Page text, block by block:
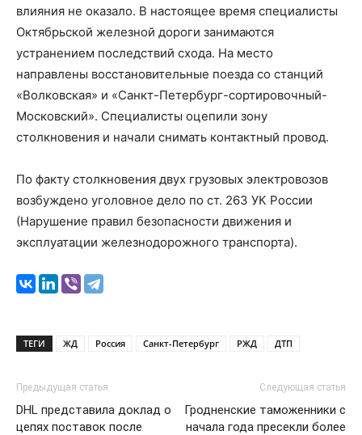
влияния не оказало. В настоящее время специалисты
Октябрьской железной дороги занимаются
устранением последствий схода. На место
направлены восстановительные поезда со станций
«Волковская» и «Санкт-Петербург-сортировочный-
Московский». Специалисты оцепили зону
столкновения и начали снимать контактный провод.
По факту столкновения двух грузовых электровозов
возбуждено уголовное дело по ст. 263 УК России
(Нарушение правил безопасности движения и
эксплуатации железнодорожного транспорта).
ТЕГИ ЖД Россия Санкт-Петербург РЖД ДТП
Предыдущая статья
DHL представила доклад о
цепях поставок после
Следующая статья
Гродненские таможенники с
начала года пресекли более